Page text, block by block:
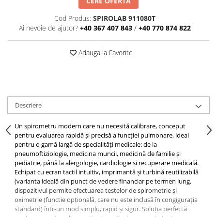
Monitoare fetale
Monitoare multiparametrice
Medicina muncii
Electrocardiografe
Otoscoape
Proiectoare de teste
Spirometre
Sterilizatoare cu aer cald
Tărgi medicale
Tărgi ambulanță
Tărgi pliabile
Tărgi tip lopată și rigide
Ortopedie pediatrică
Urologie
Sala de kinetoterapie
Medicină de laborator
Imunologie
Cod Produs: SPIROLAB 911080T
Ai nevoie de ajutor? +40 367 407 843 / +40 770 874 822
Adauga la Favorite
Descriere
Un spirometru modern care nu necesită calibrare, conceput
pentru evaluarea rapidă și precisă a funcției pulmonare, ideal
pentru o gamă largă de specialități medicale: de la
pneumoftiziologie, medicina muncii, medicină de familie și
pediatrie, până la alergologie, cardiologie și recuperare medicală.
Echipat cu ecran tactil intuitiv, imprimantă și turbină reutilizabilă
(varianta ideală din punct de vedere financiar pe termen lung,
dispozitivul permite efectuarea testelor de spirometrie și
oximetrie (functie opțională, care nu este inclusă în congigurația
standard) într-un mod simplu, rapid și sigur. Soluția perfectă